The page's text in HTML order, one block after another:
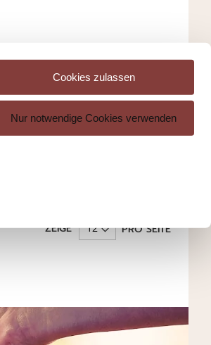
Cookies zulassen
Nur notwendige Cookies verwenden
ZEIGE PRO SEITE